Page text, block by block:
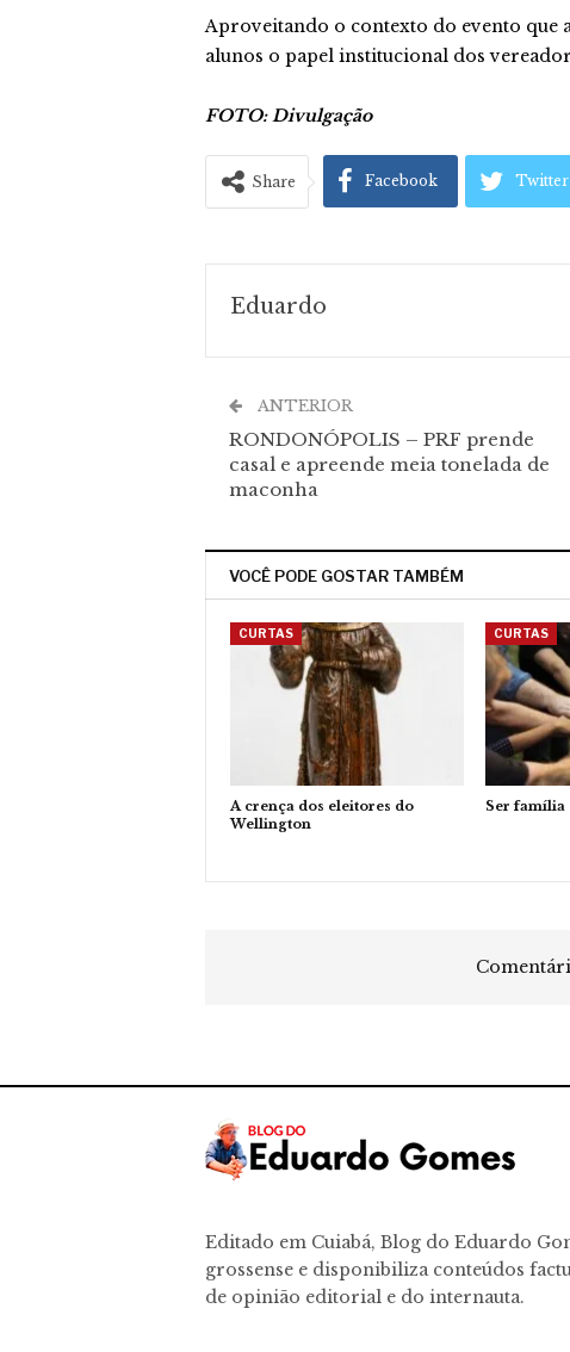
Aproveitando o contexto do evento que
alunos o papel institucional dos
FOTO: Divulgação
Share Facebook Twitter
Eduardo
ANTERIOR
RONDONÓPOLIS – PRF prende
casal e apreende meia tonelada de
maconha
VOCÊ PODE GOSTAR TAMBÉM
CURTAS
A crença dos eleitores do
Wellington
CURTAS
Ser família
Editado em Cuiabá, Blog do Eduardo
grossense e disponibiliza conteúdos
de opinião editorial e do internauta.